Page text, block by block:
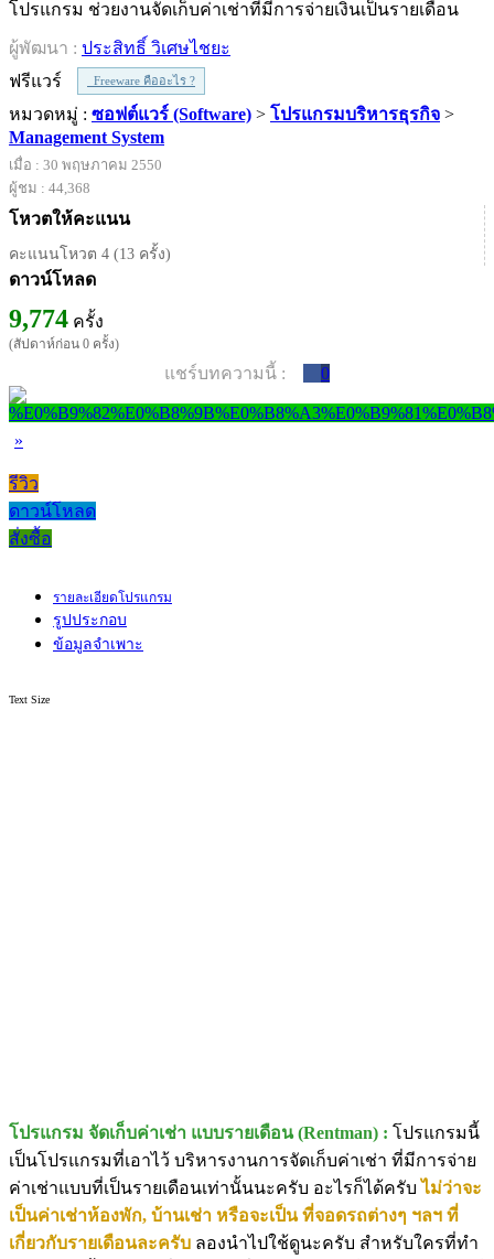
โปรแกรม ช่วยงานจัดเก็บค่าเช่าที่มีการจ่ายเงินเป็นรายเดือน
ผู้พัฒนา : ประสิทธิ์ วิเศษไชยะ
ฟรีแวร์
Freeware คืออะไร ?
หมวดหมู่ : ซอฟต์แวร์ (Software) > โปรแกรมบริหารธุรกิจ >
Management System
เมื่อ : 30 พฤษภาคม 2550
ผู้ชม : 44,368
โหวตให้คะแนน
คะแนนโหวต 4 (13 ครั้ง)
ดาวน์โหลด
9,774 ครั้ง
(สัปดาห์ก่อน 0 ครั้ง)
แชร์บทความนี้ : 0
»
รีวิว
ดาวน์โหลด
สั่งซื้อ
รายละเอียดโปรแกรม
รูปประกอบ
ข้อมูลจำเพาะ
Text Size
โปรแกรม จัดเก็บค่าเช่า แบบรายเดือน (Rentman) : โปรแกรมนี้
เป็นโปรแกรมที่เอาไว้ บริหารงานการจัดเก็บค่าเช่า ที่มีการจ่าย
ค่าเช่าแบบที่เป็นรายเดือนเท่านั้นนะครับ อะไรก็ได้ครับ ไม่ว่าจะ
เป็นค่าเช่าห้องพัก, บ้านเช่า หรือจะเป็น ที่จอดรถต่างๆ ฯลฯ ที่
เกี่ยวกับรายเดือนละครับ ลองนำไปใช้ดูนะครับ สำหรับใครที่ทำ